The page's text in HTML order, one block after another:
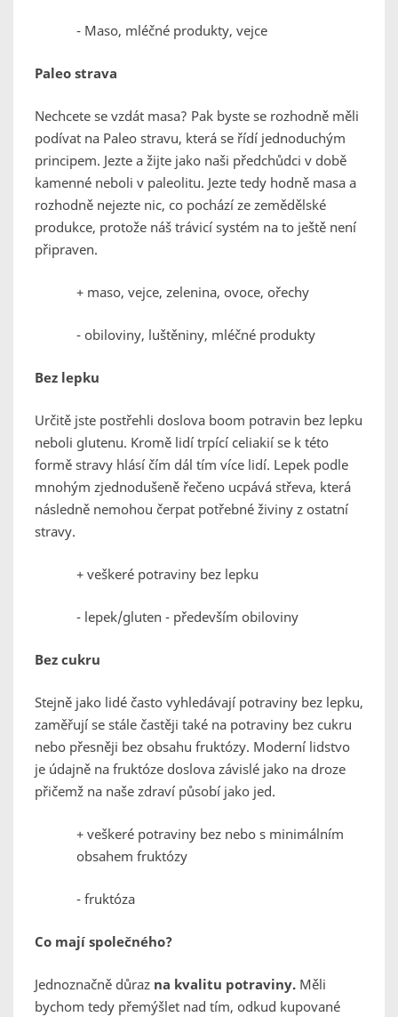
- Maso, mléčné produkty, vejce
Paleo strava
Nechcete se vzdát masa? Pak byste se rozhodně měli
podívat na Paleo stravu, která se řídí jednoduchým
principem. Jezte a žijte jako naši předchůdci v době
kamenné neboli v paleolitu. Jezte tedy hodně masa a
rozhodně nejezte nic, co pochází ze zemědělské
produkce, protože náš trávicí systém na to ještě není
připraven.
+ maso, vejce, zelenina, ovoce, ořechy
- obiloviny, luštěniny, mléčné produkty
Bez lepku
Určitě jste postřehli doslova boom potravin bez lepku
neboli glutenu. Kromě lidí trpící celiakií se k této
formě stravy hlásí čím dál tím více lidí. Lepek podle
mnohým zjednodušeně řečeno ucpává střeva, která
následně nemohou čerpat potřebné živiny z ostatní
stravy.
+ veškeré potraviny bez lepku
- lepek/gluten - především obiloviny
Bez cukru
Stejně jako lidé často vyhledávají potraviny bez lepku,
zaměřují se stále častěji také na potraviny bez cukru
nebo přesněji bez obsahu fruktózy. Moderní lidstvo
je údajně na fruktóze doslova závislé jako na droze
přičemž na naše zdraví působí jako jed.
+ veškeré potraviny bez nebo s minimálním
obsahem fruktózy
- fruktóza
Co mají společného?
Jednoznačně důraz na kvalitu potraviny. Měli
bychom tedy přemýšlet nad tím, odkud kupované